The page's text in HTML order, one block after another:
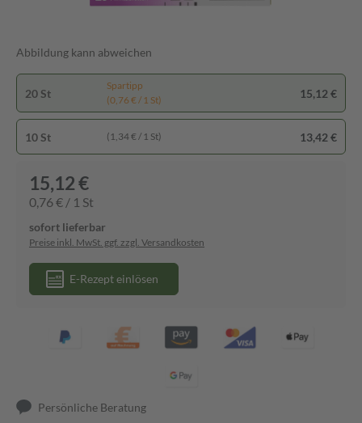
Abbildung kann abweichen
20 St
Spartipp
(0,76 € / 1 St)
15,12 €
10 St (1,34 € / 1 St) 13,42 €
15,12 €
0,76 € / 1 St
sofort lieferbar
Preise inkl. MwSt. ggf. zzgl. Versandkosten
E-Rezept einlösen
Persönliche Beratung